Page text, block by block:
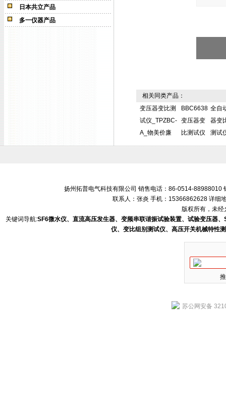
日本共立产品
多一仪器产品
相关同类产品：
变压器变比测
试仪_TPZBC-
A_物美价廉
BBC6638
变压器变
比测试仪
全自
器变
测试
扬州拓普电气科技有限公司 销售电话：86-0514-88988010
联系人：张炎 手机：15366862628 详细
版权所有，未
关键词导航:SF6微水仪、直流高压发生器、变频串联谐振试验装置、试验变压器
仪、变比组别测试仪、高压开关机械特性
苏公网安备